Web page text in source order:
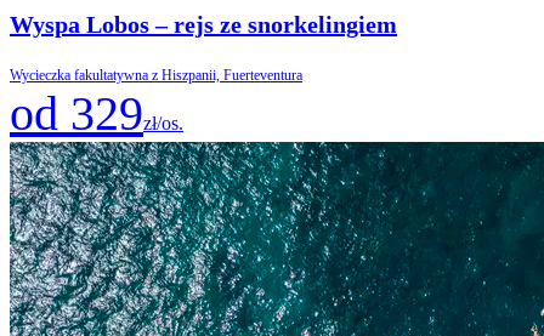
Wyspa Lobos – rejs ze snorkelingiem
Wycieczka fakultatywna z Hiszpanii, Fuerteventura
od 329zł/os.